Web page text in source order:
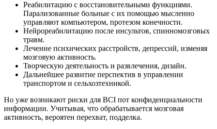
Реабилитацию с восстановительными функциями.
Парализованные больные с их помощью мысленно
управляют компьютером, протезом конечности.
Нейрореабилитацию после инсультов, спинномозговых
травм.
Лечение психических расстройств, депрессий, изменяя
мозговую активность.
Творческую деятельность и развлечения, дизайн.
Дальнейшее развитие перспектив в управлении
транспортом и сельхозтехникой.
Но уже возникают риски для BCI пот конфиденциальности
информации. Учитывая, что обрабатывается мозговая
активность, вероятен перехват, подделка.